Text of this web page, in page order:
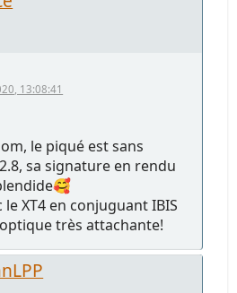
13:08:41
le piqué est sans
sa signature en rendu
XT4 en conjuguant IBIS
très attachante!